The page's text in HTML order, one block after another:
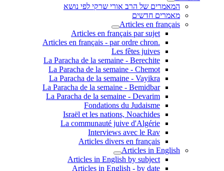
המאמרים של הרב אורי שרקי לפי נושא
מאמרים חדשים
Articles en français
Articles en français par sujet
.Articles en français - par ordre chron
Les fêtes juives
La Paracha de la semaine - Berechite
La Paracha de la semaine - Chemot
La Paracha de la semaine - Vayikra
La Paracha de la semaine - Bemidbar
La Paracha de la semaine - Devarim
Fondations du Judaisme
Israël et les nations, Noachides
La communauté juive d'Algérie
Interviews avec le Rav
Articles divers en français
Articles in English
Articles in English by subject
Articles in English - by date